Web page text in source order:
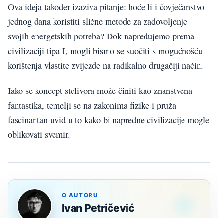
Ova ideja također izaziva pitanje: hoće li i čovječanstvo
jednog dana koristiti slične metode za zadovoljenje
svojih energetskih potreba? Dok napredujemo prema
civilizaciji tipa I, mogli bismo se suočiti s mogućnošću
korištenja vlastite zvijezde na radikalno drugačiji način.
Iako se koncept stelivora može činiti kao znanstvena
fantastika, temelji se na zakonima fizike i pruža
fascinantan uvid u to kako bi napredne civilizacije mogle
oblikovati svemir.
O AUTORU
Ivan Petričević